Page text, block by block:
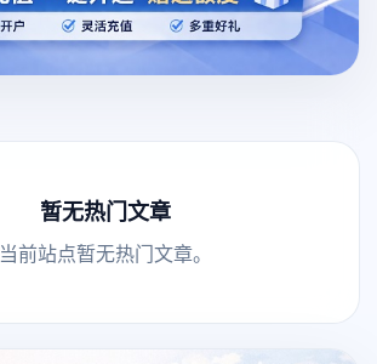
暂无热门文章
当前站点暂无热门文章。